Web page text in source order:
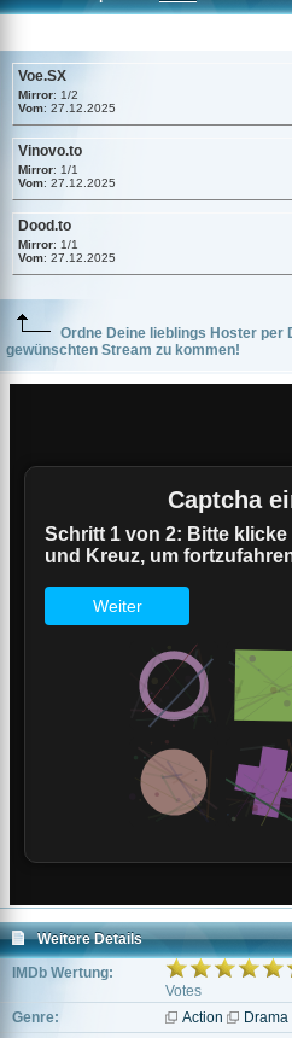
Voe.SX
Mirror: 1/2
Vom: 27.12.2025
Vinovo.to
Mirror: 1/1
Vom: 27.12.2025
Dood.to
Mirror: 1/1
Vom: 27.12.2025
Ordne Deine lieblings Hoster per
gewünschten Stream zu kommen!
Weitere Details
IMDb Wertung:
Votes
Genre:
Action Drama